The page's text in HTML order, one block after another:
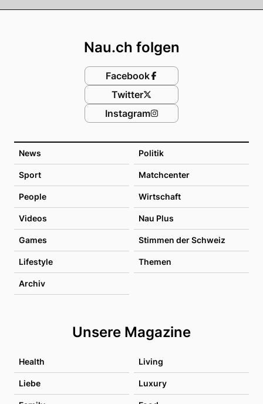
News Politik
Sport Matchcenter
People Wirtschaft
Videos Nau Plus
Games Stimmen der Schweiz
Lifestyle Themen
Archiv
Unsere Magazine
Health Living
Liebe Luxury
Nau.ch folgen
Facebook
Twitter
Instagram